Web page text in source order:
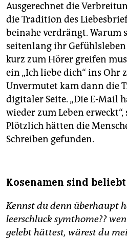
Ausgerechnet die
die Tradition des
beinahe verdrängt. Warum
seitenlang ihr
kurz zum Hörer greifen
ein „Ich liebe dich“ ins Ohr
Unvermutet kam dann die
digitaler Seite. „Die E-Mail
wieder zum Leben erweckt“,
Plötzlich hätten die
Schreiben gefunden.
Kosenamen sind beliebt
Kennst du denn überhaupt
leerschluck symthome??
gelebt hättest, wärest du